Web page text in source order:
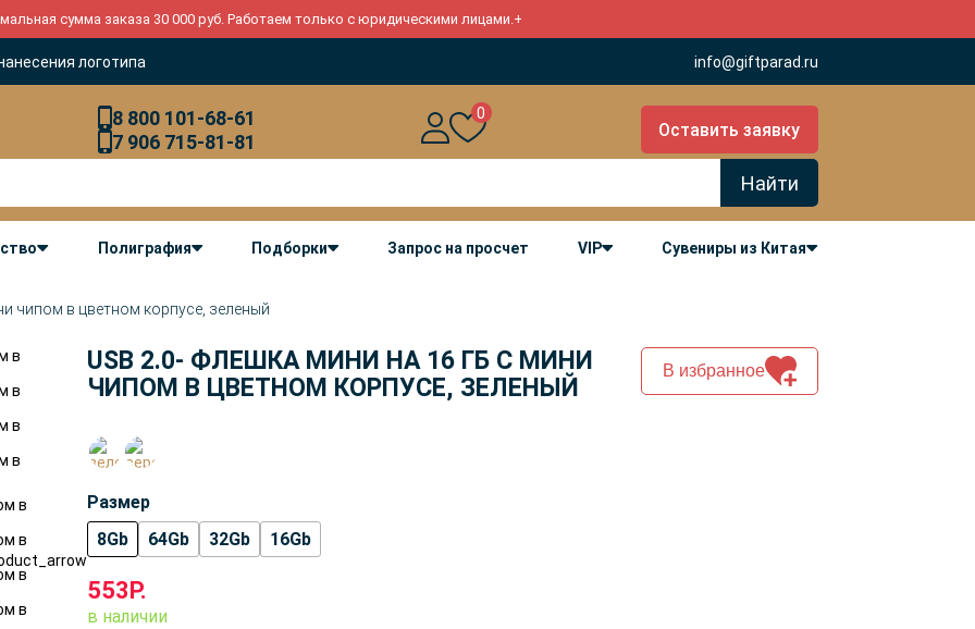
сумма заказа 30 000 руб. Работаем только с юридическими лицами.+
логотипа info@giftparad.ru
8 800 101-68-61
7 906 715-81-81
Найти
0
Оставить заявку
Полиграфия Подборки Запрос на просчет VIP Сувениры из Китая
чипом в цветном корпусе, зеленый
В избранное
USB 2.0- ФЛЕШКА МИНИ НА 16 ГБ С МИНИ
ЧИПОМ В ЦВЕТНОМ КОРПУСЕ, ЗЕЛЕНЫЙ
Размер
8Gb
64Gb 32Gb 16Gb
553Р.
в наличии